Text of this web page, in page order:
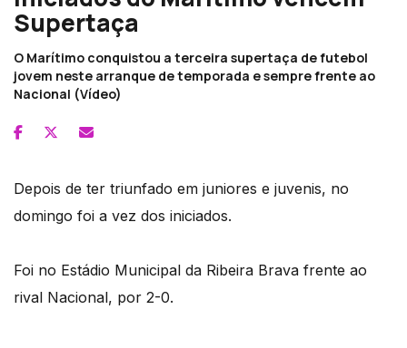
Supertaça
O Marítimo conquistou a terceira supertaça de futebol
jovem neste arranque de temporada e sempre frente ao
Nacional (Vídeo)
Depois de ter triunfado em juniores e juvenis, no
domingo foi a vez dos iniciados.
Foi no Estádio Municipal da Ribeira Brava frente ao
rival Nacional, por 2-0.